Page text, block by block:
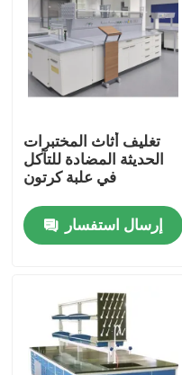
المنتجات
أثاث المختبرات الحديثة
أثاث المختبرات المدرسية
غطاء دخان المختبر
مقعد ميزان المختبر
تغليف أثاث المختبرات
الحديثة المضادة للتآكل
في علبة كرتون
إرسال استفسار